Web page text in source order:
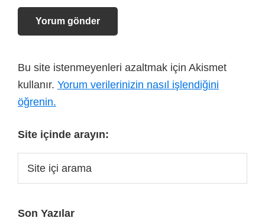
Bu site istenmeyenleri azaltmak için Akismet
kullanır. Yorum verilerinizin nasıl işlendiğini
öğrenin.
Site içinde arayın:
Son Yazılar